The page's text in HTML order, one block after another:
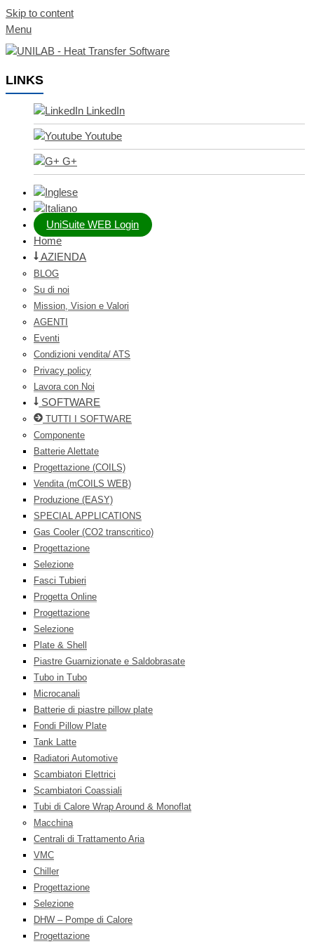
Skip to content
Menu
LINKS
LinkedIn
Youtube
G+
UniSuite WEB Login
Home
AZIENDA
BLOG
Su di noi
Mission, Vision e Valori
AGENTI
Eventi
Condizioni vendita/ ATS
Privacy policy
Lavora con Noi
SOFTWARE
TUTTI I SOFTWARE
Componente
Batterie Alettate
Progettazione (COILS)
Vendita (mCOILS WEB)
Produzione (EASY)
SPECIAL APPLICATIONS
Gas Cooler (CO2 transcritico)
Progettazione
Selezione
Fasci Tubieri
Progetta Online
Progettazione
Selezione
Plate & Shell
Piastre Guarnizionate e Saldobrasate
Tubo in Tubo
Microcanali
Batterie di piastre pillow plate
Fondi Pillow Plate
Tank Latte
Radiatori Automotive
Scambiatori Elettrici
Scambiatori Coassiali
Tubi di Calore Wrap Around & Monoflat
Macchina
Centrali di Trattamento Aria
VMC
Chiller
Progettazione
Selezione
DHW – Pompe di Calore
Progettazione